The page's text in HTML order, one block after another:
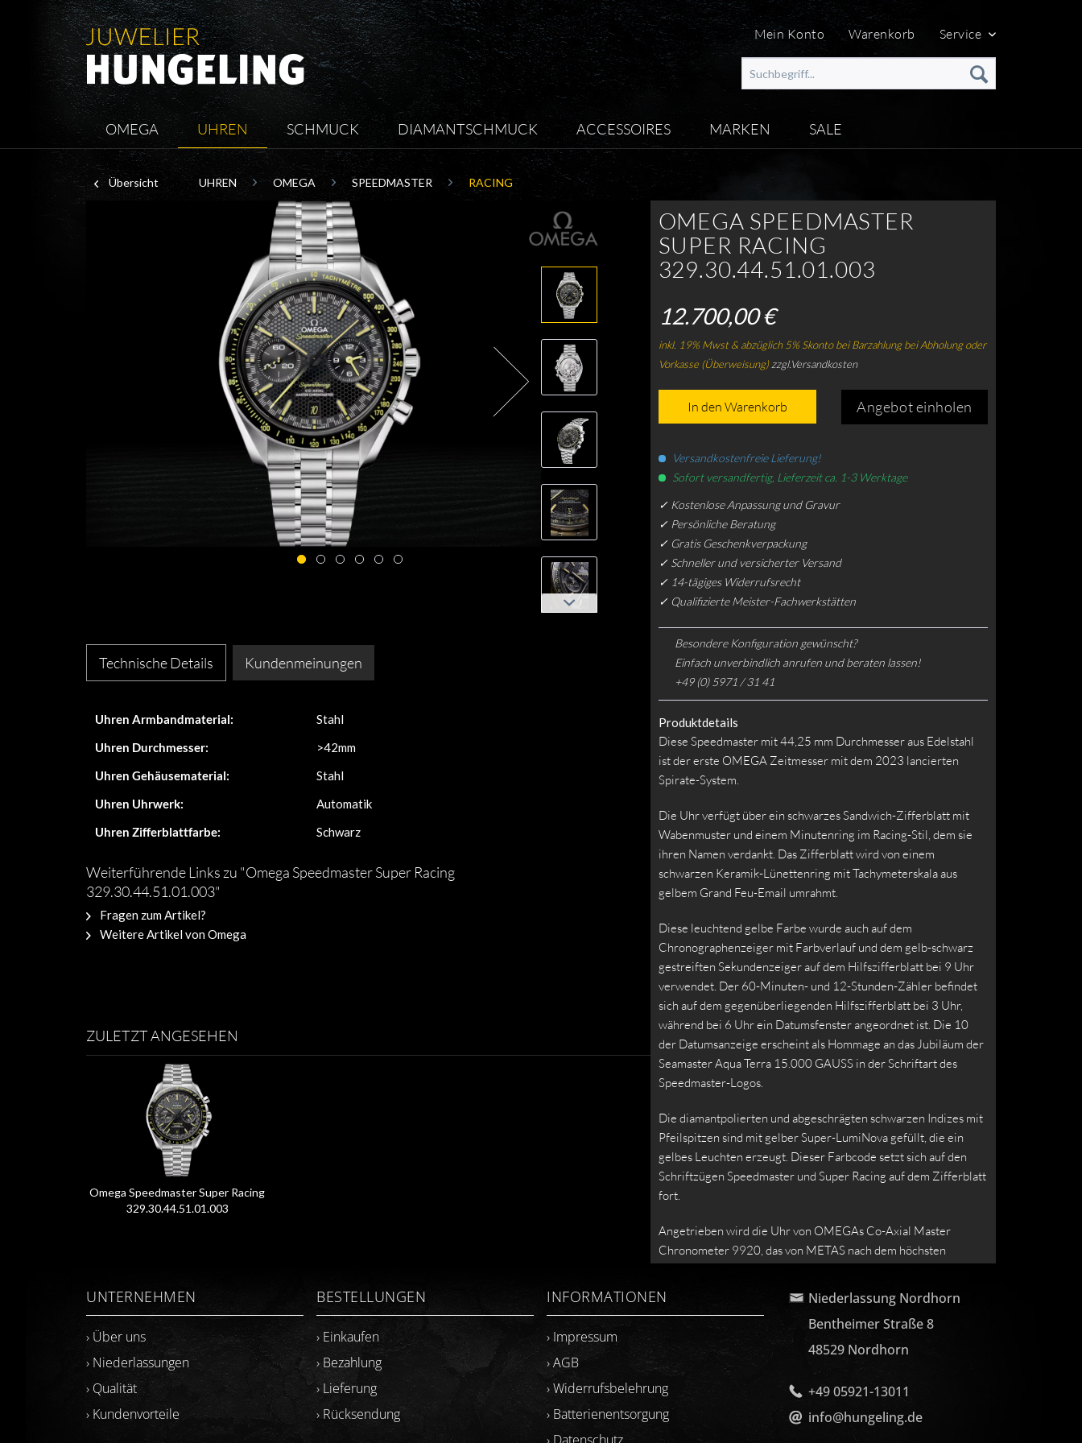
Mein Konto Warenkorb Service
OMEGA UHREN SCHMUCK DIAMANTSCHMUCK ACCESSOIRES MARKEN SALE
Übersicht UHREN OMEGA SPEEDMASTER RACING
OMEGA SPEEDMASTER
SUPER RACING
329.30.44.51.01.003
12.700,00 €
inkl. 19% Mwst & abzüglich 5% Skonto bei Barzahlung bei Abholung oder
Vorkasse (Überweisung)zzgl.Versandkosten
Angebot einholen
In den Warenkorb
Versandkostenfreie Lieferung!
Sofort versandfertig, Lieferzeit ca. 1-3 Werktage
✓ Kostenlose Anpassung und Gravur
✓ Persönliche Beratung
✓ Gratis Geschenkverpackung
✓ Schneller und versicherter Versand
✓ 14-tägiges Widerrufsrecht
✓ Qualifizierte Meister-Fachwerkstätten
Besondere Konfiguration gewünscht?
Einfach unverbindlich anrufen und beraten lassen!
+49 (0) 5971 / 31 41
Produktdetails
Diese Speedmaster mit 44,25 mm Durchmesser aus Edelstahl
ist der erste OMEGA Zeitmesser mit dem 2023 lancierten
Spirate-System.
Die Uhr verfügt über ein schwarzes Sandwich-Zifferblatt mit
Wabenmuster und einem Minutenring im Racing-Stil, dem sie
ihren Namen verdankt. Das Zifferblatt wird von einem
schwarzen Keramik-Lünettenring mit Tachymeterskala aus
gelbem Grand Feu-Email umrahmt.
Diese leuchtend gelbe Farbe wurde auch auf dem
Chronographenzeiger mit Farbverlauf und dem gelb-schwarz
gestreiften Sekundenzeiger auf dem Hilfszifferblatt bei 9 Uhr
verwendet. Der 60-Minuten- und 12-Stunden-Zähler befindet
sich auf dem gegenüberliegenden Hilfszifferblatt bei 3 Uhr,
während bei 6 Uhr ein Datumsfenster angeordnet ist. Die 10
der Datumsanzeige erscheint als Hommage an das Jubiläum der
Seamaster Aqua Terra 15.000 GAUSS in der Schriftart des
Speedmaster-Logos.
Die diamantpolierten und abgeschrägten schwarzen Indizes mit
Pfeilspitzen sind mit gelber Super-LumiNova gefüllt, die ein
gelbes Leuchten erzeugt. Dieser Farbcode setzt sich auf den
Schriftzügen Speedmaster und Super Racing auf dem Zifferblatt
fort.
Angetrieben wird die Uhr von OMEGAs Co-Axial Master
Chronometer 9920, das von METAS nach dem höchsten
Welt mit OMEGAs zum Patent angemeldeten Spirate-System.
Der Zeitmesser wird in einer schwarzen Speedmaster
Uhrenbox mit Wabenmuster und gelben Nähten geliefert, in der
auch ein NATO-Armband aus recyceltem Nylon mit schwarzen
und gelben Steifen enthalten ist.
Technische Details Kundenmeinungen
Uhren Armbandmaterial:
Stahl
Uhren Durchmesser:
>42mm
Uhren Gehäusematerial:
Stahl
Uhren Uhrwerk:
Automatik
Uhren Zifferblattfarbe:
Schwarz
Weiterführende Links zu "Omega Speedmaster Super Racing
329.30.44.51.01.003"
Fragen zum Artikel?
Weitere Artikel von Omega
ZULETZT ANGESEHEN
Omega Speedmaster Super Racing
329.30.44.51.01.003
UNTERNEHMEN
› Über uns
› Niederlassungen
› Qualität
› Kundenvorteile
BESTELLUNGEN
› Einkaufen
› Bezahlung
› Lieferung
› Rücksendung
INFORMATIONEN
› Impressum
› AGB
› Widerrufsbelehrung
› Batterienentsorgung
Niederlassung Nordhorn
Bentheimer Straße 8
48529 Nordhorn
+49 05921-13011
info@hungeling.de